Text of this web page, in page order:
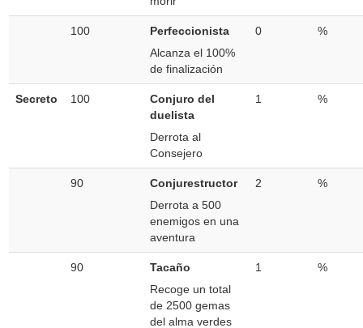
100
Perfeccionista
Alcanza el 100%
de finalización
0 %
Secreto 100
Conjuro del
duelista
Derrota al
Consejero
1 %
90
Conjurestructor
Derrota a 500
enemigos en una
aventura
2 %
90
Tacaño
Recoge un total
de 2500 gemas
del alma verdes
1 %